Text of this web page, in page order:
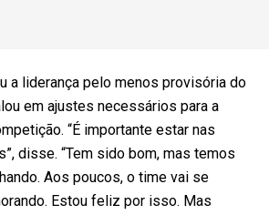
a liderança pelo menos provisória do
em ajustes necessários para a
“É importante estar nas
disse. “Tem sido bom, mas temos
Aos poucos, o time vai se
Estou feliz por isso. Mas